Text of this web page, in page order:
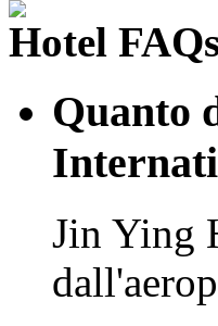
Hotel
Quanto
Jin Ying